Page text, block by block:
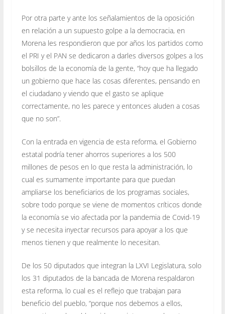
Por otra parte y ante los señalamientos de la oposición
en relación a un supuesto golpe a la democracia, en
Morena les respondieron que por años los partidos como
el PRI y el PAN se dedicaron a darles diversos golpes a los
bolsillos de la economía de la gente, “hoy que ha llegado
un gobierno que hace las cosas diferentes, pensando en
el ciudadano y viendo que el gasto se aplique
correctamente, no les parece y entonces aluden a cosas
que no son”.
Con la entrada en vigencia de esta reforma, el Gobierno
estatal podría tener ahorros superiores a los 500
millones de pesos en lo que resta la administración, lo
cual es sumamente importante para que puedan
ampliarse los beneficiarios de los programas sociales,
sobre todo porque se viene de momentos críticos donde
la economía se vio afectada por la pandemia de Covid-19
y se necesita inyectar recursos para apoyar a los que
menos tienen y que realmente lo necesitan.
De los 50 diputados que integran la LXVI Legislatura, solo
los 31 diputados de la bancada de Morena respaldaron
esta reforma, lo cual es el reflejo que trabajan para
beneficio del pueblo, “porque nos debemos a ellos,